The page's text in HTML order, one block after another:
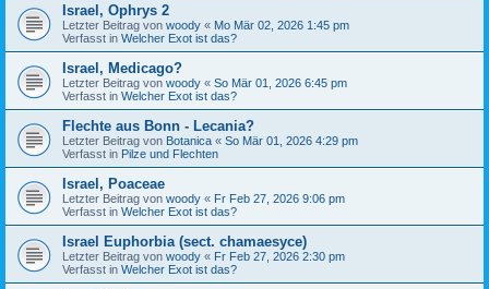
Israel, Ophrys 2
Letzter Beitrag von woody « Mo Mär 02, 2026 1:45 pm
Verfasst in Welcher Exot ist das?
Israel, Medicago?
Letzter Beitrag von woody « So Mär 01, 2026 6:45 pm
Verfasst in Welcher Exot ist das?
Flechte aus Bonn - Lecania?
Letzter Beitrag von Botanica « So Mär 01, 2026 4:29 pm
Verfasst in Pilze und Flechten
Israel, Poaceae
Letzter Beitrag von woody « Fr Feb 27, 2026 9:06 pm
Verfasst in Welcher Exot ist das?
Israel Euphorbia (sect. chamaesyce)
Letzter Beitrag von woody « Fr Feb 27, 2026 2:30 pm
Verfasst in Welcher Exot ist das?